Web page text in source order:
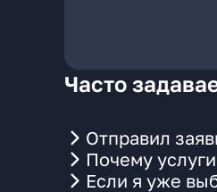
Часто
Отправил
Почему
Если я уже